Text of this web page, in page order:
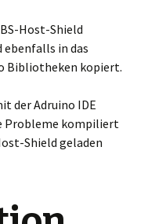
Host-Shield
ebenfalls in das
Bibliotheken kopiert.
der Adruino IDE
Probleme kompiliert
Shield geladen